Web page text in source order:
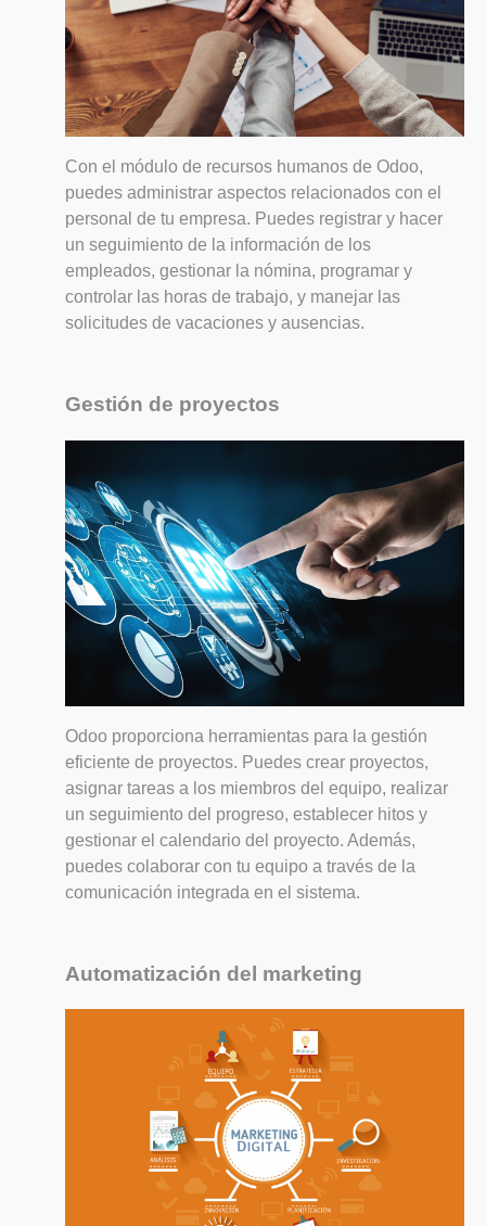
Con el módulo de recursos humanos de Odoo,
puedes administrar aspectos relacionados con el
personal de tu empresa. Puedes registrar y hacer
un seguimiento de la información de los
empleados, gestionar la nómina, programar y
controlar las horas de trabajo, y manejar las
solicitudes de vacaciones y ausencias.
Gestión de proyectos
Odoo proporciona herramientas para la gestión
eficiente de proyectos. Puedes crear proyectos,
asignar tareas a los miembros del equipo, realizar
un seguimiento del progreso, establecer hitos y
gestionar el calendario del proyecto. Además,
puedes colaborar con tu equipo a través de la
comunicación integrada en el sistema.
Automatización del marketing